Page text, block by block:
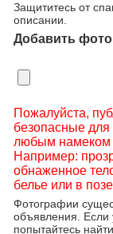
Защититесь от
описании.
Добавить
Пожалуйста,
безопасные
любым намеком
Например:
обнаженное
белье или в
Фотографии
объявления. Если
попытайтесь